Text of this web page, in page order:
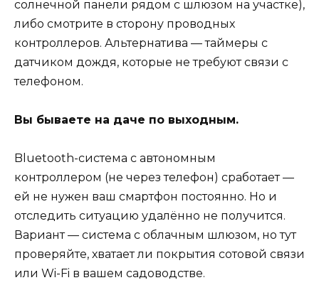
солнечной панели рядом с шлюзом на участке),
либо смотрите в сторону проводных
контроллеров. Альтернатива — таймеры с
датчиком дождя, которые не требуют связи с
телефоном.
Вы бываете на даче по выходным.
Bluetooth-система с автономным
контроллером (не через телефон) сработает —
ей не нужен ваш смартфон постоянно. Но и
отследить ситуацию удалённо не получится.
Вариант — система с облачным шлюзом, но тут
проверяйте, хватает ли покрытия сотовой связи
или Wi-Fi в вашем садоводстве.